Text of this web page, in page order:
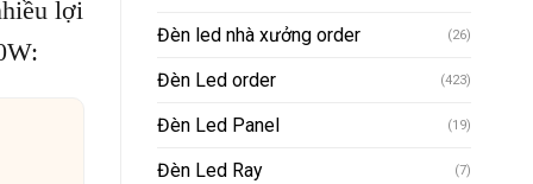
lợi
Đèn led nhà xưởng order
(26)
Đèn Led order (423)
Đèn Led Panel (19)
Đèn Led Ray (7)